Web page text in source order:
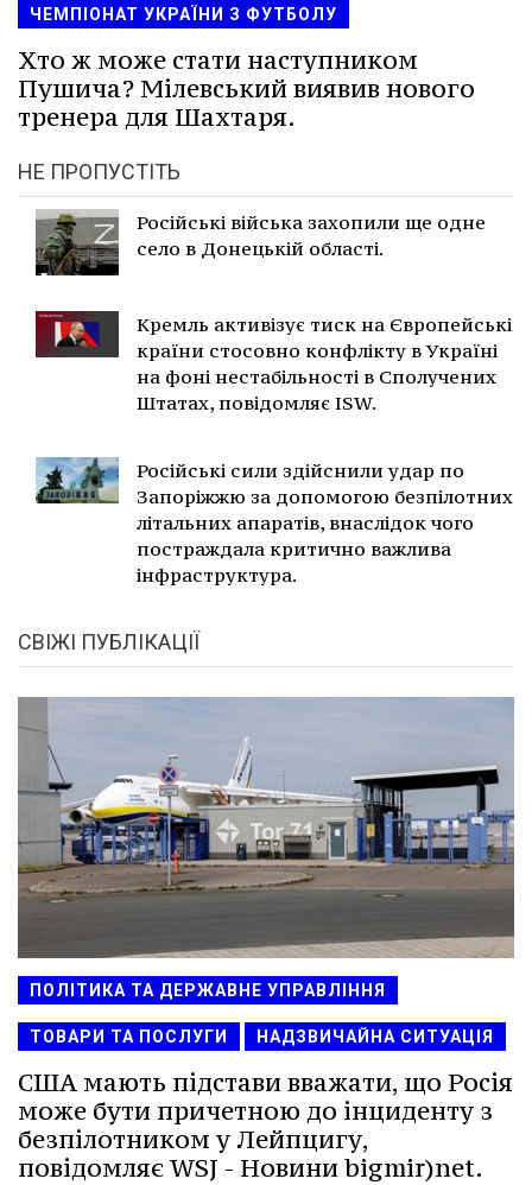
ЧЕМПІОНАТ УКРАЇНИ З ФУТБОЛУ
Хто ж може стати наступником
Пушича? Мілевський виявив нового
тренера для Шахтаря.
НЕ ПРОПУСТІТЬ
Російські війська захопили ще одне
село в Донецькій області.
Кремль активізує тиск на Європейські
країни стосовно конфлікту в Україні
на фоні нестабільності в Сполучених
Штатах, повідомляє ISW.
Російські сили здійснили удар по
Запоріжжю за допомогою безпілотних
літальних апаратів, внаслідок чого
постраждала критично важлива
інфраструктура.
СВІЖІ ПУБЛІКАЦІЇ
ПОЛІТИКА ТА ДЕРЖАВНЕ УПРАВЛІННЯ
ТОВАРИ ТА ПОСЛУГИ НАДЗВИЧАЙНА СИТУАЦІЯ
США мають підстави вважати, що Росія
може бути причетною до інциденту з
безпілотником у Лейпцигу,
повідомляє WSJ - Новини bigmir)net.